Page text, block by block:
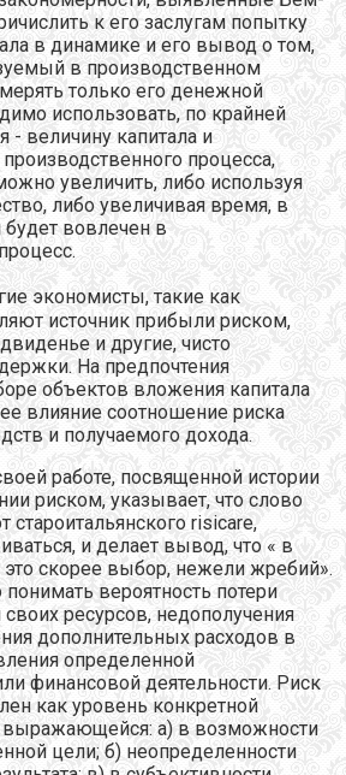
к его заслугам попытку
в динамике и его вывод о том,
в производственном
только его денежной
использовать, по крайней
- величину капитала и
процесса,
увеличить, либо используя
либо увеличивая время, в
будет вовлечен в
экономисты, такие как
источник прибыли риском,
и другие, чисто
На предпочтения
объектов вложения капитала
влияние соотношение риска
и получаемого дохода.
работе, посвященной истории
риском, указывает, что слово
староитальянского risicare,
и делает вывод, что « в
скорее выбор, нежели жребий».
вероятность потери
ресурсов, недополучения
дополнительных расходов в
определенной
финансовой деятельности. Риск
как уровень конкретной
выражающейся: а) в возможности
цели; б) неопределенности